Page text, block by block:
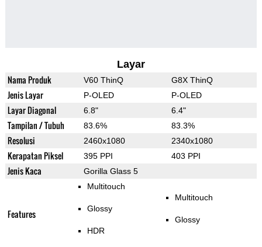
Layar
Nama Produk V60 ThinQ G8X ThinQ
Jenis Layar P-OLED P-OLED
Layar Diagonal 6.8" 6.4"
Tampilan / Tubuh 83.6% 83.3%
Resolusi 2460x1080 2340x1080
Kerapatan Piksel 395 PPI 403 PPI
Jenis Kaca Gorilla Glass 5
Features
Multitouch
Glossy
HDR
Multitouch
Glossy